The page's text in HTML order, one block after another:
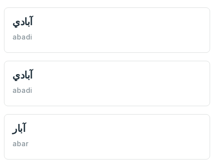
آبادي
abadi
آبادي
abadi
آبار
abar